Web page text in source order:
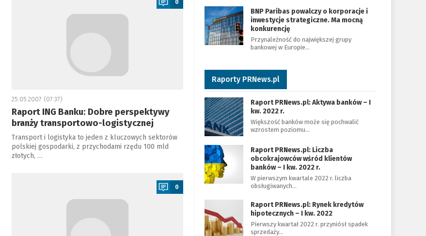
0
25.05.2007 (07:37)
Raport ING Banku: Dobre perspektywy
branży transportowo-logistycznej
Transport i logistyka to jeden z kluczowych sektorów
polskiej gospodarki, z przychodami rzędu 100 mld
złotych, …
0
BNP Paribas powalczy o korporacje i
inwestycje strategiczne. Ma mocną
konkurencję
Przynależność do największej grupy
bankowej w Europie…
Raporty PRNews.pl
Raport PRNews.pl: Aktywa banków – I
kw. 2022 r.
Większość banków może się pochwalić
wzrostem poziomu…
Raport PRNews.pl: Liczba
obcokrajowców wśród klientów
banków – I kw. 2022 r.
W pierwszym kwartale 2022 r. liczba
obsługiwanych…
Raport PRNews.pl: Rynek kredytów
hipotecznych – I kw. 2022
Pierwszy kwartał 2022 r. przyniósł spadek
sprzedaży…